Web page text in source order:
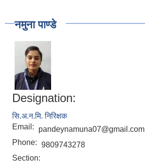
नमुना पाण्डे
Designation:
सि.अ.न.मि. निरिक्षक
Email:
pandeynamuna07@gmail.com
Phone: 9809743278
Section: